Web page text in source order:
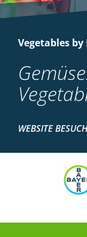
Vegetables by
WEBSITE